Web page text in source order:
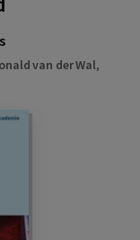
van der Wal,